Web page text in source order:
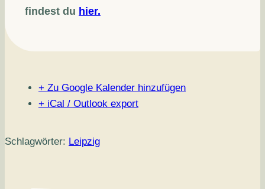
findest du hier.
+ Zu Google Kalender hinzufügen
+ iCal / Outlook export
Schlagwörter: Leipzig